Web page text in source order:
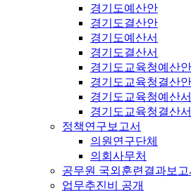
경기도예산안
경기도결산안
경기도예산서
경기도결산서
경기도교육청예산안
경기도교육청결산안
경기도교육청예산서
경기도교육청결산서
정책연구보고서
의원연구단체
의회사무처
공무원 국외훈련결과보고
업무추진비 공개